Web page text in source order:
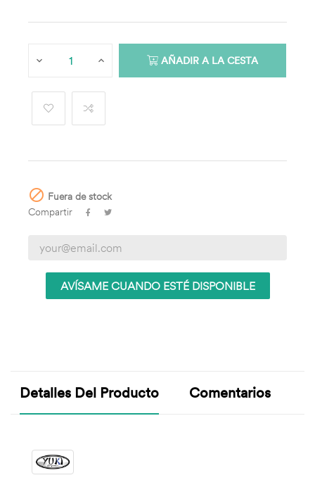
AÑADIR A LA CESTA
 Fuera de stock
Compartir
AVÍSAME CUANDO ESTÉ DISPONIBLE
Detalles Del Producto Comentarios